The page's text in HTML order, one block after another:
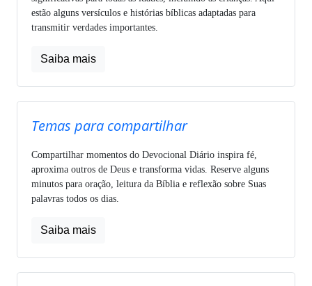
estão alguns versículos e histórias bíblicas adaptadas para
transmitir verdades importantes.
Saiba mais
Temas para compartilhar
Compartilhar momentos do Devocional Diário inspira fé,
aproxima outros de Deus e transforma vidas. Reserve alguns
minutos para oração, leitura da Bíblia e reflexão sobre Suas
palavras todos os dias.
Saiba mais